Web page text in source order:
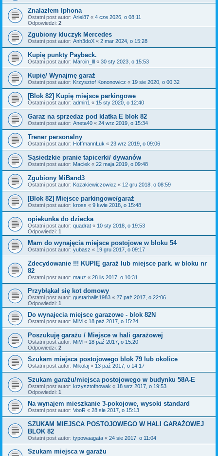
Znalazłem Iphona
Ostatni post autor: Ariel87 « 4 cze 2026, o 08:11
Odpowiedzi: 2
Zgubiony kluczyk Mercedes
Ostatni post autor: Anh3doX « 2 mar 2024, o 15:28
Kupię punkty Payback.
Ostatni post autor: Marcin_lll « 30 sty 2023, o 15:53
Kupię/ Wynajmę garaż
Ostatni post autor: Krzysztof Kononowicz « 19 sie 2020, o 00:32
[Blok 82] Kupię miejsce parkingowe
Ostatni post autor: admin1 « 15 sty 2020, o 12:40
Garaz na sprzedaz pod klatka E blok 82
Ostatni post autor: Aneta40 « 24 wrz 2019, o 15:34
Trener personalny
Ostatni post autor: HoffmannLuk « 23 wrz 2019, o 09:06
Sąsiedzkie pranie tapicerki/ dywanów
Ostatni post autor: Maciek « 22 maja 2019, o 09:48
Zgubiony MiBand3
Ostatni post autor: Kozakiewiczowicz « 12 gru 2018, o 08:59
[Blok 82] Miejsce parkingowe/garaż
Ostatni post autor: kross « 9 kwie 2018, o 15:48
opiekunka do dziecka
Ostatni post autor: quadrat « 10 sty 2018, o 19:53
Odpowiedzi: 1
Mam do wynajęcia miejsce postojowe w bloku 54
Ostatni post autor: yubasz « 19 gru 2017, o 09:17
Zdecydowanie !!! KUPIĘ garaż lub miejsce park. w bloku nr
82
Ostatni post autor: mauz « 28 lis 2017, o 10:31
Przybłąkał się kot domowy
Ostatni post autor: gustarballs1983 « 27 paź 2017, o 22:06
Odpowiedzi: 1
Do wynajecia miejsce garazowe - blok 82N
Ostatni post autor: MiM « 18 paź 2017, o 15:24
Poszukuję garażu / Miejsce w hali garażowej
Ostatni post autor: MiM « 18 paź 2017, o 15:20
Odpowiedzi: 2
Szukam miejsca postojowego blok 79 lub okolice
Ostatni post autor: Mikolaj « 13 paź 2017, o 14:17
Szukam garażu/miejsca postojowego w budynku 58A-E
Ostatni post autor: krzysztofnowak « 18 wrz 2017, o 19:53
Odpowiedzi: 1
Na wynajem mieszkanie 3-pokojowe, wysoki standard
Ostatni post autor: VooR « 28 sie 2017, o 15:13
SZUKAM MIEJSCA POSTOJOWEGO W HALI GARAŻOWEJ
BLOK 82
Ostatni post autor: typowaagata « 24 sie 2017, o 11:04
Szukam miejsca w garażu